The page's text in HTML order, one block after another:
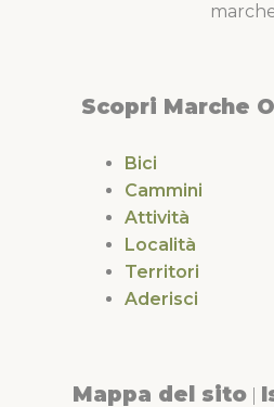
Scopri Marche
Bici
Cammini
Attività
Località
Territori
Aderisci
Mappa del sito